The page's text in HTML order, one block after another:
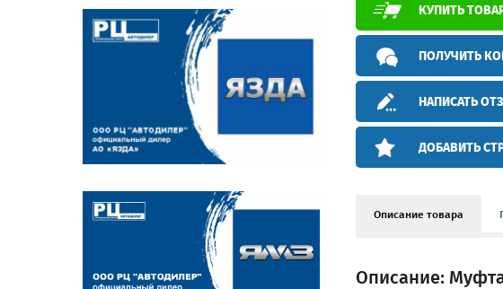
КУПИТЬ
ПОЛУЧИТЬ
НАПИСАТЬ
ДОБАВИТЬ
Описание товара
Описание: